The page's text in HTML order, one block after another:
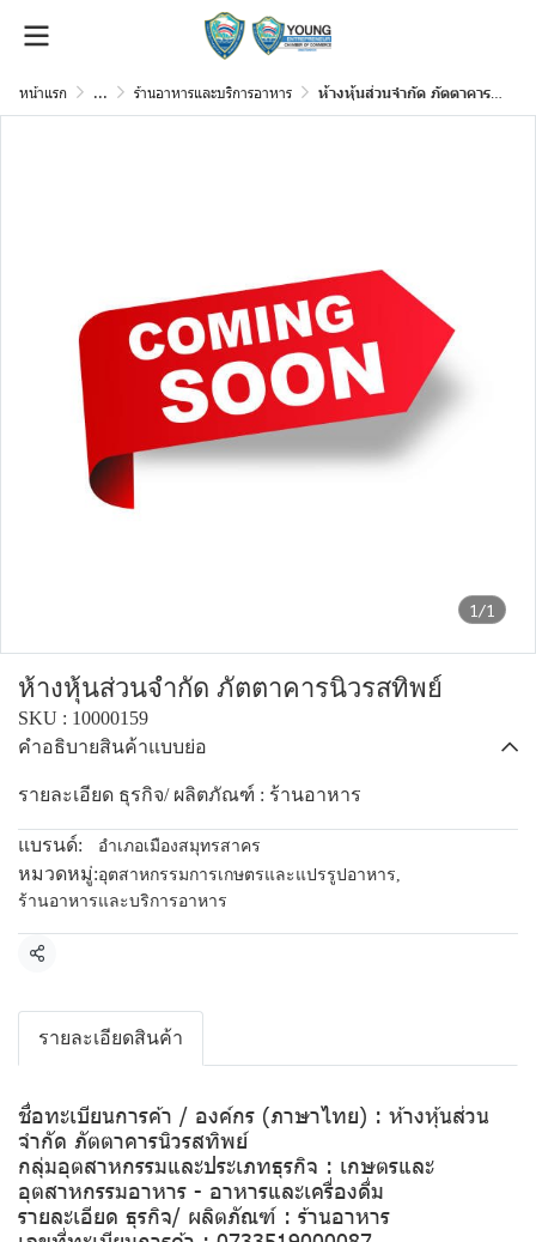
หน้าแรก ... ร้านอาหารและบริการอาหาร ห้างหุ้นส่วนจำกัด ภัตตาคารนิวรสทิพย์
1/1
ห้างหุ้นส่วนจำกัด ภัตตาคารนิวรสทิพย์
SKU : 10000159
คำอธิบายสินค้าแบบย่อ
รายละเอียด ธุรกิจ/ ผลิตภัณฑ์ : ร้านอาหาร
แบรนด์: อำเภอเมืองสมุทรสาคร
หมวดหมู่:อุตสาหกรรมการเกษตรและแปรรูปอาหาร,
ร้านอาหารและบริการอาหาร
แชร์
รายละเอียดสินค้า
ชื่อทะเบียนการค้า / องค์กร (ภาษาไทย) : ห้างหุ้นส่วน
จำกัด ภัตตาคารนิวรสทิพย์
กลุ่มอุตสาหกรรมและประเภทธุรกิจ : เกษตรและ
อุตสาหกรรมอาหาร - อาหารและเครื่องดื่ม
รายละเอียด ธุรกิจ/ ผลิตภัณฑ์ : ร้านอาหาร